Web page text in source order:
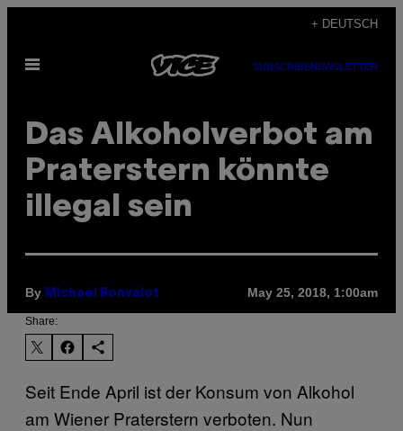
content
+ DEUTSCH
Open
SUBSCRIBENEWSLETTER
Das Alkoholverbot am
Praterstern könnte
illegal sein
By Michael Bonvalot May 25, 2018, 1:00am
Share:
Seit Ende April ist der Konsum von Alkohol
am Wiener Praterstern verboten. Nun